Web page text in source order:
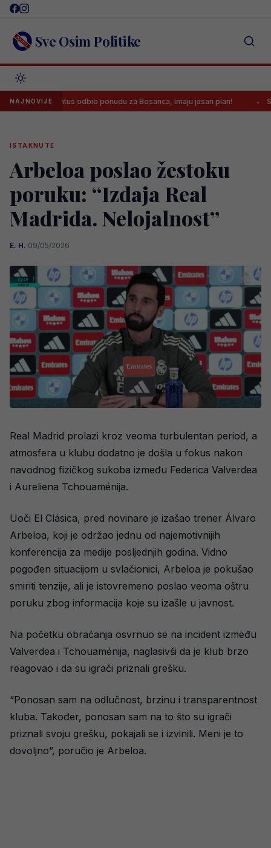
Skip
content Sve Osim Politike
NAJNOVIJE
Juventus odbio ponudu za Bosanca, imaju jasan plan! Sreća je
ISTAKNUTE
Arbeloa poslao žestoku
poruku: “Izdaja Real
Madrida. Nelojalnost”
E. H.·09/05/2026
Real Madrid prolazi kroz veoma turbulentan period, a
atmosfera u klubu dodatno je došla u fokus nakon
navodnog fizičkog sukoba između Federica Valverdea
i Aureliena Tchouaménija.
Uoči El Clásica, pred novinare je izašao trener Álvaro
Arbeloa, koji je održao jednu od najemotivnijih
konferencija za medije posljednjih godina. Vidno
pogođen situacijom u svlačionici, Arbeloa je pokušao
smiriti tenzije, ali je istovremeno poslao veoma oštru
poruku zbog informacija koje su izašle u javnost.
Na početku obraćanja osvrnuo se na incident između
Valverdea i Tchouaménija, naglasivši da je klub brzo
reagovao i da su igrači priznali grešku.
“Ponosan sam na odlučnost, brzinu i transparentnost
kluba. Također, ponosan sam na to što su igrači
priznali svoju grešku, pokajali se i izvinili. Meni je to
dovoljno”, poručio je Arbeloa.